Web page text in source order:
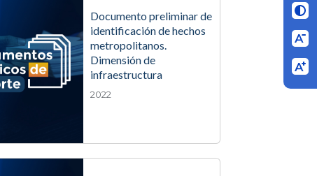
Documento preliminar de
identificación de hechos
metropolitanos.
Dimensión de
infraestructura
2022